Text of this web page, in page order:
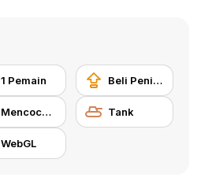
1 Pemain Beli Peningkat Peralatan
Mencocokkan Tank
WebGL